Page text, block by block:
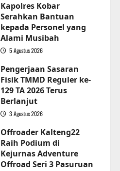
Kapolres Kobar
Serahkan Bantuan
kepada Personel yang
Alami Musibah
5 Agustus 2026
Pengerjaan Sasaran
Fisik TMMD Reguler ke-
129 TA 2026 Terus
Berlanjut
3 Agustus 2026
Offroader Kalteng22
Raih Podium di
Kejurnas Adventure
Offroad Seri 3 Pasuruan